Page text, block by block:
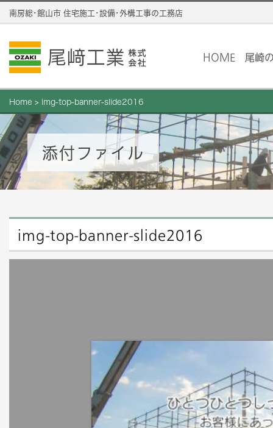
南房総･館山市 住宅施工･設備･外構工事の工務店
HOME 尾崎
Home > img-top-banner-slide2016
添付ファイル
img-top-banner-slide2016